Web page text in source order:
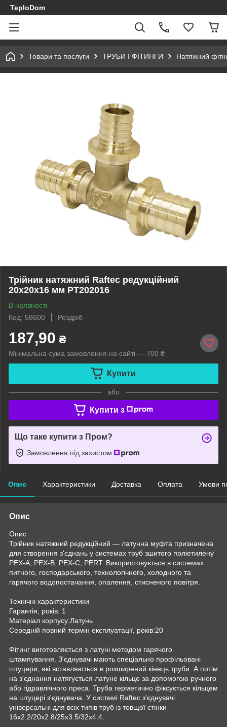
TeploDom
Товари та послуги ТРУБИ І ФІТИНГИ Натяжний
Трійник натяжний Raftec редукційний
20x20x16 мм PT202016
В наявності
Код: 58600
Роздріб
187,90 ₴
Мінімальна сума замовлення на сайті — 700 ₴
Купити
або
Купити з
Що таке купити з Пром?
Замовлення під захистом
Опис Характеристики Доставка Оплата Умови
Опис
Опис
Трійник натяжний редукційний — латунна муфта призначена
для створення з'єднань у системах труб зшитого поліетилену
PEX-A, PEX-B, PEX-C, PERT. Використовується в системах
питного, господарського, технологічного, холодного та
гарячого водопостачання, опалення, стисненого повітря.
Технічні характеристики
Гарантія, років: 1
Матеріал корпусу:Латунь
Середній повний термін експлуатації, років:20
Фітинг виготовляється з латуні методом гарячого
штампування. З'єднувачі мають спеціально профільовані
штуцери, які вставляються в розширений кінець труби. А потім
на з'єднання натягується латуне кільце за допомогою ручного
або гідравлічного преса. Труба герметично фіксується кільцем
на штуцері з'єднувача. У системі Raftec з'єднувачі
універсальні для всіх типів труб із товщої стінки
16х2.2/20х2.8/25х3.5/32х4.4.